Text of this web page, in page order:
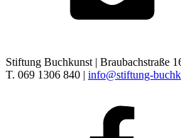
Stiftung Buchkunst | Braubachstraße
T. 069 1306 840 | info@stiftung-